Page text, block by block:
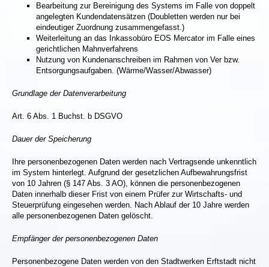
Bearbeitung zur Bereinigung des Systems im Falle von doppelt
angelegten Kundendatensätzen (Doubletten werden nur bei
eindeutiger Zuordnung zusammengefasst.)
Weiterleitung an das Inkassobüro EOS Mercator im Falle eines
gerichtlichen Mahnverfahrens
Nutzung von Kundenanschreiben im Rahmen von Ver bzw.
Entsorgungsaufgaben. (Wärme/Wasser/Abwasser)
Grundlage der Datenverarbeitung
Art. 6 Abs. 1 Buchst. b DSGVO
Dauer der Speicherung
Ihre personenbezogenen Daten werden nach Vertragsende unkenntlich
im System hinterlegt. Aufgrund der gesetzlichen Aufbewahrungsfrist
von 10 Jahren (§ 147 Abs. 3 AO), können die personenbezogenen
Daten innerhalb dieser Frist von einem Prüfer zur Wirtschafts- und
Steuerprüfung eingesehen werden. Nach Ablauf der 10 Jahre werden
alle personenbezogenen Daten gelöscht.
Empfänger der personenbezogenen Daten
Personenbezogene Daten werden von den Stadtwerken Erftstadt nicht